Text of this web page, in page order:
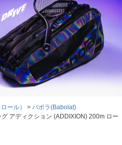
ール）
バボラ(Babolat)
アディクション (ADDIXION) 200m ロー